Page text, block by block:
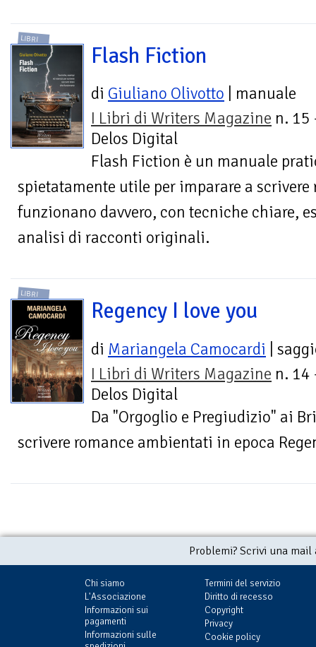
LIBRI
Flash Fiction
di Giuliano Olivotto | manuale
I Libri di Writers Magazine n. 15
Delos Digital
Flash Fiction è un manuale
spietatamente utile per imparare a
funzionano davvero, con tecniche chiare,
analisi di racconti originali.
LIBRI
Regency I love you
di Mariangela Camocardi |
I Libri di Writers Magazine n. 14
Delos Digital
Da "Orgoglio e Pregiudizio" ai
scrivere romance ambientati in epoca
Problemi? Scrivi una
Chi siamo
L'Associazione
Informazioni sui
pagamenti
Informazioni sulle
Termini del servizio
Diritto di recesso
Copyright
Privacy
Cookie policy